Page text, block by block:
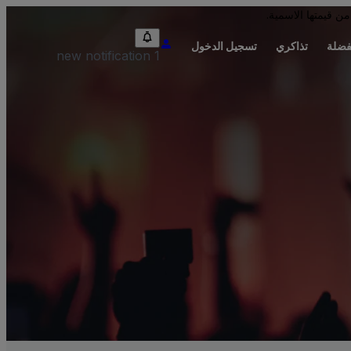
قيمتها الاسمية.
تذاكري تسجيل الدخول
1 new notification